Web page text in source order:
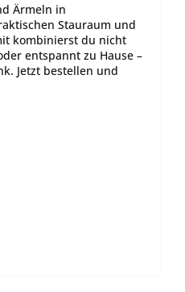
Ärmeln in
Stauraum und
kombinierst du nicht
entspannt zu Hause –
Jetzt bestellen und